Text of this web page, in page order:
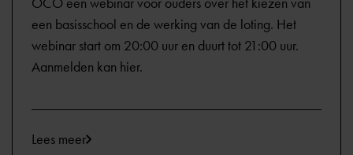
een basisschool en de werking van de loting. Het
webinar start om 20:00 uur en duurt tot 21:00 uur.
Aanmelden kan hier.
Lees meer